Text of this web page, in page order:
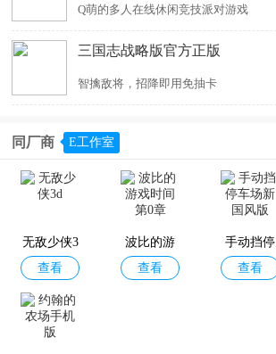
Q萌的多人在线休闲竞技派对游戏
三国志战略版官方正版
智擒敌将，招降即用免抽卡
同厂商 E工作室
无敌少侠3
d
查看
波比的游
戏时间第0
查看
手动挡停
车场新国
查看